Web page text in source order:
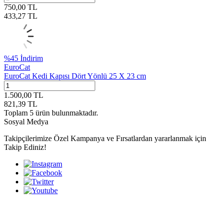
750,00 TL
433,27 TL
%45 İndirim
EuroCat
EuroCat Kedi Kapısı Dört Yönlü 25 X 23 cm
1.500,00 TL
821,39 TL
Toplam 5 ürün bulunmaktadır.
Sosyal Medya
Takipçilerimize Özel Kampanya ve Fırsatlardan yararlanmak için
Takip Ediniz!